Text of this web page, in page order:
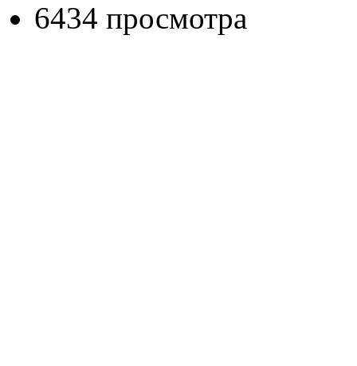
6434 просмотра